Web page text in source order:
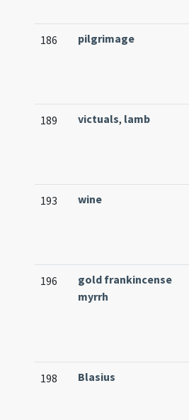
186 pilgrimage
189 victuals, lamb
193 wine
196
gold frankincense
myrrh
198 Blasius